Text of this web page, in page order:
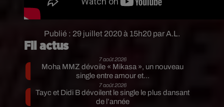
Publié : 29 juillet 2020 à 15h20 par A.L.
Fil actus
7 août 2026
Moha MMZ dévoile « Mikasa », un nouveau
single entre amour et...
7 août 2026
Tayc et Didi B dévoilent le single le plus dansant
de l’année